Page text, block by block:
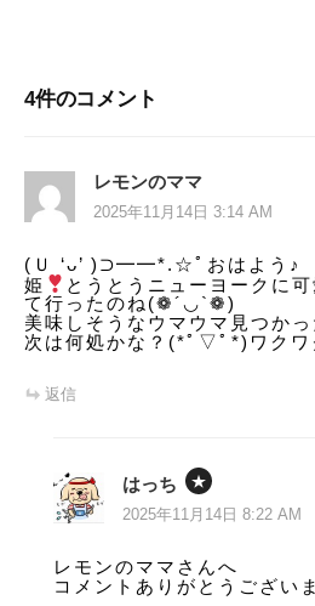
ゲ
シ
ン
4件のコメント
レモンのママ
2025年11月14日 3:14 AM
(Ｕ ‘ᴗ’ )⊃━━*.☆ﾟおはよう♪
姫
とうとうニューヨークに
て行ったのね(❁´◡`❁)
美味しそうなウマウマ見つか
次は何処かな？(*ﾟ▽ﾟ*)ワクワ
返信
はっち
2025年11月14日 8:22 AM
レモンのママさんへ
コメントありがとうござい